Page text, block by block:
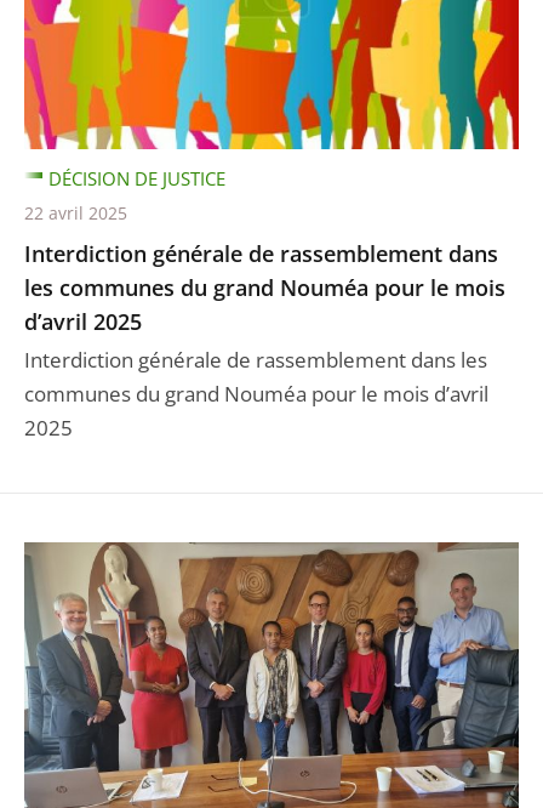
Interdiction générale de rassemblement dans
les communes du grand Nouméa pour le mois
d’avril 2025
Interdiction générale de rassemblement dans les
communes du grand Nouméa pour le mois d’avril
2025
DÉCISION DE JUSTICE
22 avril 2025